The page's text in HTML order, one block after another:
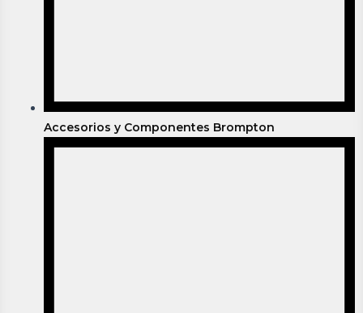
Accesorios y Componentes Brompton